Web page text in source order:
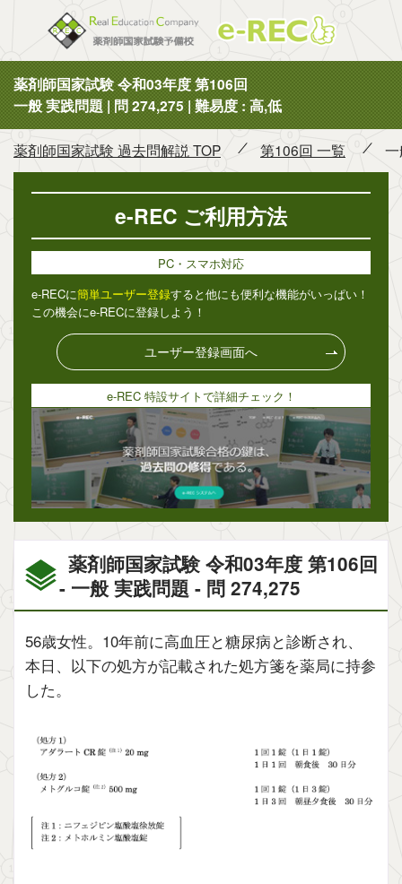
薬剤師国家試験 令和03年度 第106回
一般 実践問題 | 問 274,275 | 難易度 : 高,低
薬剤師国家試験 過去問解説 TOP 第106回 一覧
薬剤師国家試験 令和03年度 第106回
- 一般 実践問題 - 問 274,275
56歳女性。10年前に高血圧と糖尿病と診断され、
本日、以下の処方が記載された処方箋を薬局に持参
した。
e-REC ご利用方法
PC・スマホ対応
e-RECに簡単ユーザー登録すると他にも便利な機能がいっぱい！
この機会にe-RECに登録しよう！
ユーザー登録画面へ
e-REC 特設サイトで詳細チェック！